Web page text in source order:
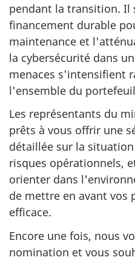
pendant la transition.
financement durable
maintenance et
la cybersécurité dans
menaces s'intensifient
l'ensemble du
Les représentants du
prêts à vous offrir une
détaillée sur la
risques opérationnels,
orienter dans
de mettre en avant vos
efficace.
Encore une fois, nous
nomination et vous